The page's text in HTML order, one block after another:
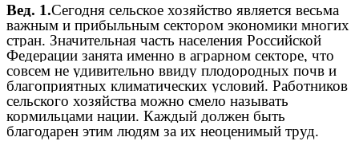
Вед. 1.Сегодня сельское хозяйство является весьма
важным и прибыльным сектором экономики многих
стран. Значительная часть населения Российской
Федерации занята именно в аграрном секторе, что
совсем не удивительно ввиду плодородных почв и
благоприятных климатических условий. Работников
сельского хозяйства можно смело называть
кормильцами нации. Каждый должен быть
благодарен этим людям за их неоценимый труд.